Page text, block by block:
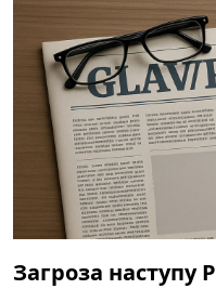
Загроза наступу